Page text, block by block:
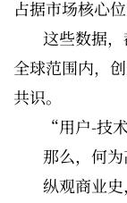
占据市场核心位
这些数据
全球范围内，
共识。
“用户-技
那么，何
纵观商业